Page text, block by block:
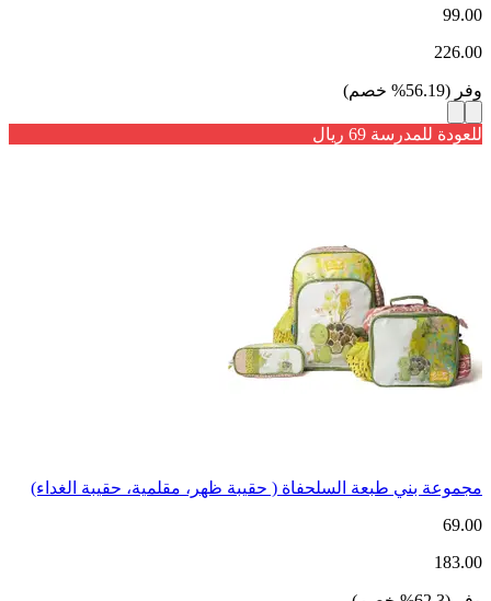
99.00
226.00
وفر (
56.19
% خصم)
للعودة للمدرسة 69 ريال
مجموعة بني طبعة السلحفاة ( حقيبة ظهر، مقلمية، حقيبة الغداء)
69.00
183.00